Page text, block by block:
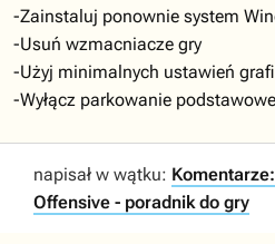
-Zainstaluj ponownie system
-Usuń wzmacniacze gry
-Użyj minimalnych ustawień
-Wyłącz parkowanie podstawowe
napisał w wątku:
Offensive - poradnik do gry